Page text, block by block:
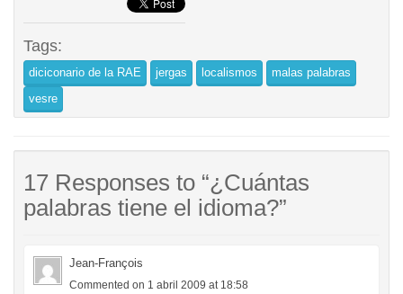
Tags:
diciconario de la RAE jergas localismos
malas palabras
vesre
17 Responses to “¿Cuántas
palabras tiene el idioma?”
Jean-François
Commented on 1 abril 2009 at 18:58